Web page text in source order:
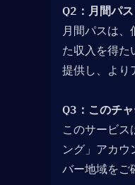
Q2：月間パ
月間パスは
た収入を得た
提供し、より
Q3：このチ
このサービス
ング」アカウ
バー地域をご